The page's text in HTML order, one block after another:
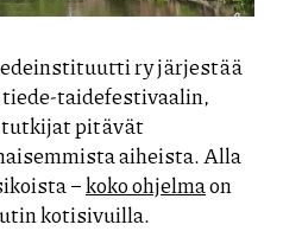
ry järjestää
taidefestivaalin,
tutkijat pitävät
aiheista. Alla
–koko ohjelmaon
kotisivuilla.